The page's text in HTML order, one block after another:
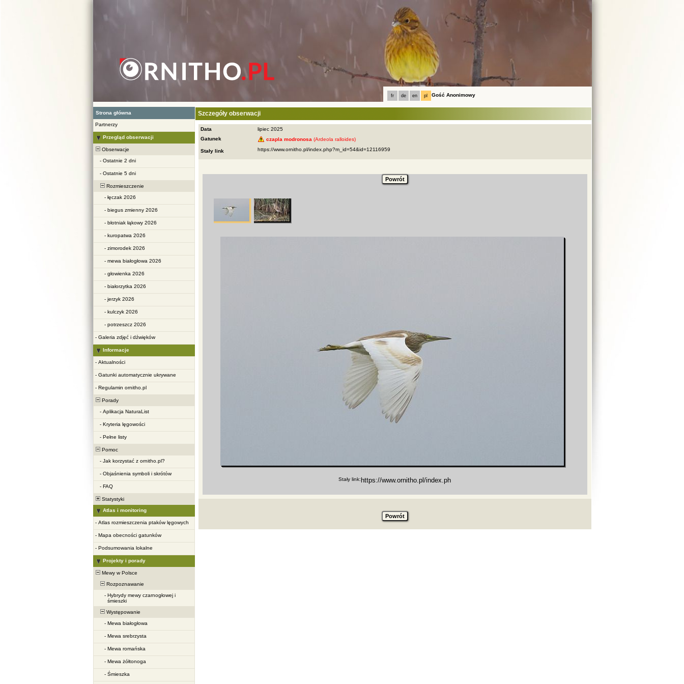
fr de en pl Gość Anonimowy
Strona główna
Partnerzy
Przegląd obserwacji
Obserwacje
- Ostatnie 2 dni
- Ostatnie 5 dni
Rozmieszczenie
- łęczak 2026
- biegus zmienny 2026
- błotniak łąkowy 2026
- kuropatwa 2026
- zimorodek 2026
- mewa białogłowa 2026
- głowienka 2026
- białorzytka 2026
- jerzyk 2026
- kulczyk 2026
- potrzeszcz 2026
- Galeria zdjęć i dźwięków
Informacje
- Aktualności
- Gatunki automatycznie ukrywane
- Regulamin ornitho.pl
Porady
- Aplikacja NaturaList
- Kryteria lęgowości
- Pełne listy
Pomoc
- Jak korzystać z ornitho.pl?
- Objaśnienia symboli i skrótów
- FAQ
Statystyki
Atlas i monitoring
- Atlas rozmieszczenia ptaków lęgowych
- Mapa obecności gatunków
- Podsumowania lokalne
Projekty i porady
Mewy w Polsce
Rozpoznawanie
- Hybrydy mewy czarnogłowej i
śmieszki
Występowanie
- Mewa białogłowa
- Mewa srebrzysta
- Mewa romańska
- Mewa żółtonoga
- Śmieszka
Szczegóły obserwacji
Data
lipiec 2025
Gatunek
czapla modronosa (Ardeola ralloides)
Stały link
Stały link: